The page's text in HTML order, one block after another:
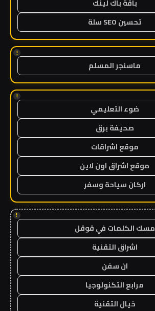
باقة باك لينك
تحسين SEO سلة
!
ماسنجر المسلم
!
ضوء التعليمي
صحيفة برق
موقع اشراقات
موقع اشراق اون لاين
اركان سياحة وسفر
!
مسك الكلمات في قوقل
اشراق التقنية
ان سفن
مرابع التكنولوجيا
خيال التقنية